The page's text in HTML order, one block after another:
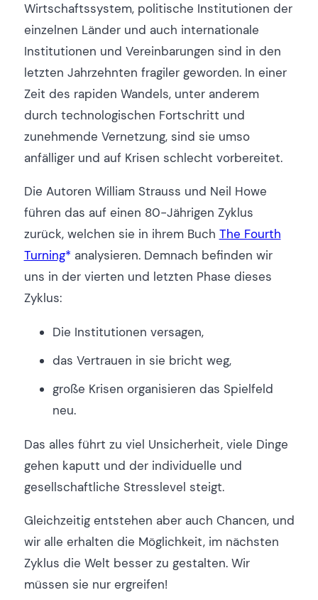
Wirtschaftssystem, politische Institutionen der
einzelnen Länder und auch internationale
Institutionen und Vereinbarungen sind in den
letzten Jahrzehnten fragiler geworden. In einer
Zeit des rapiden Wandels, unter anderem
durch technologischen Fortschritt und
zunehmende Vernetzung, sind sie umso
anfälliger und auf Krisen schlecht vorbereitet.
Die Autoren William Strauss und Neil Howe
führen das auf einen 80-Jährigen Zyklus
zurück, welchen sie in ihrem Buch The Fourth
Turning
analysieren. Demnach befinden wir
uns in der vierten und letzten Phase dieses
Zyklus:
Die Institutionen versagen,
das Vertrauen in sie bricht weg,
große Krisen organisieren das Spielfeld
neu.
Das alles führt zu viel Unsicherheit, viele Dinge
gehen kaputt und der individuelle und
gesellschaftliche Stresslevel steigt.
Gleichzeitig entstehen aber auch Chancen, und
wir alle erhalten die Möglichkeit, im nächsten
Zyklus die Welt besser zu gestalten. Wir
müssen sie nur ergreifen!